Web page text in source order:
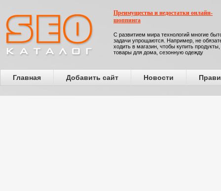
Преимущества и недостатки онлайн-
шоппинга
С развитием мира технологий многие
задачи упрощаются. Например, не
ходить в магазин, чтобы купить продукты,
товары для дома, сезонную одежду
Главная Добавить сайт Новости